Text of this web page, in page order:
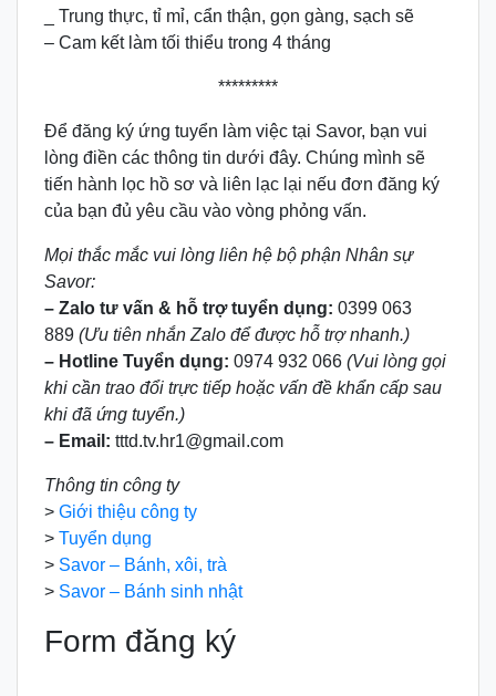
_ Trung thực, tỉ mỉ, cẩn thận, gọn gàng, sạch sẽ
– Cam kết làm tối thiểu trong 4 tháng
*********
Để đăng ký ứng tuyển làm việc tại Savor, bạn vui
lòng điền các thông tin dưới đây. Chúng mình sẽ
tiến hành lọc hồ sơ và liên lạc lại nếu đơn đăng ký
của bạn đủ yêu cầu vào vòng phỏng vấn.
Mọi thắc mắc vui lòng liên hệ bộ phận Nhân sự
Savor:
– Zalo tư vấn & hỗ trợ tuyển dụng: 0399 063
889 (Ưu tiên nhắn Zalo để được hỗ trợ nhanh.)
– Hotline Tuyển dụng: 0974 932 066 (Vui lòng gọi
khi cần trao đổi trực tiếp hoặc vấn đề khẩn cấp sau
khi đã ứng tuyển.)
– Email: tttd.tv.hr1@gmail.com
Thông tin công ty
> Giới thiệu công ty
> Tuyển dụng
> Savor – Bánh, xôi, trà
> Savor – Bánh sinh nhật
Form đăng ký